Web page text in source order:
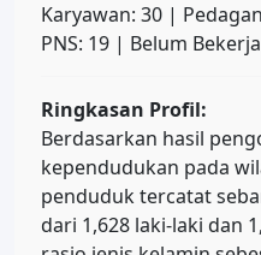
Karyawan: 30 |
PNS: 19 | Belum
Ringkasan Profil:
Berdasarkan hasil
kependudukan pada
penduduk tercatat
dari 1,628 laki-laki dan